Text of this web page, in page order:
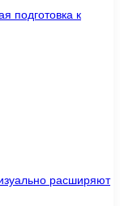
подготовка к
расширяют